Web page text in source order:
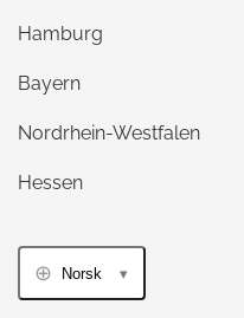
Hamburg
Bayern
Nordrhein-Westfalen
Hessen
Norsk